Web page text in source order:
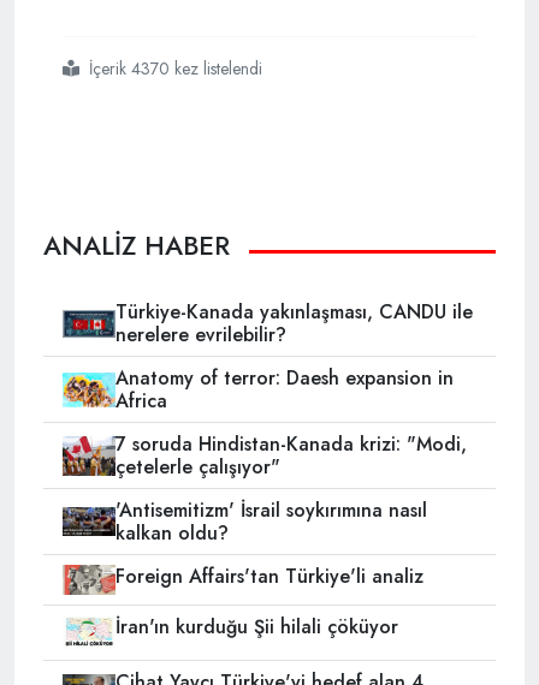
#fransa
#silah satışı
İçerik 4370 kez listelendi
ANALİZ HABER
Türkiye-Kanada yakınlaşması, CANDU ile
nerelere evrilebilir?
Anatomy of terror: Daesh expansion in
Africa
7 soruda Hindistan-Kanada krizi: "Modi,
çetelerle çalışıyor"
'Antisemitizm' İsrail soykırımına nasıl
kalkan oldu?
Foreign Affairs'tan Türkiye'li analiz
İran'ın kurduğu Şii hilali çöküyor